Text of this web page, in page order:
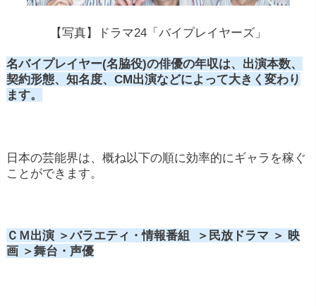
【写真】ドラマ24「バイプレイヤーズ」
名バイプレイヤー(名脇役)の俳優の年収は、出演本数、
契約形態、知名度、CM出演などによって大きく変わり
ます。
日本の芸能界は、概ね以下の順に効率的にギャラを稼ぐ
ことができます。
ＣＭ出演 ＞バラエティ・情報番組 ＞民放ドラマ ＞ 映
画 ＞舞台・声優